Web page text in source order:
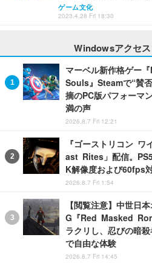
ゲーム文化
2023.4.28 Fri 18:30
Windowsアクセ
マーベル新作格ゲー
Souls』Steamで“賛
摘のPC版パフォーマ
満の声
2026.8.7 Fri 12:21
『ゴーストリコン ワ
ast Rites」配信。
K解像度および60fps
2026.8.7 Fri 1:54
【閲覧注意】中世日
G『Red Masked
ラクリし、忍びの暗
で自由な体験
2026.8.7 Fri 14:45